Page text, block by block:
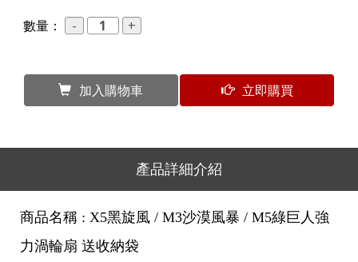
數量：
加入購物車 立即購買
產品詳細介紹
商品名稱 : X5黑旋風 / M3沙漠風暴 / M5綠巨人強
力渦輪扇 送收納袋